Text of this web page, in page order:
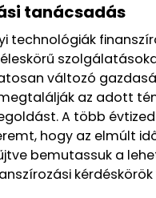
tanácsadás
technológiák
változó
az adott
A több
hogy az elmúlt
bemutassuk a